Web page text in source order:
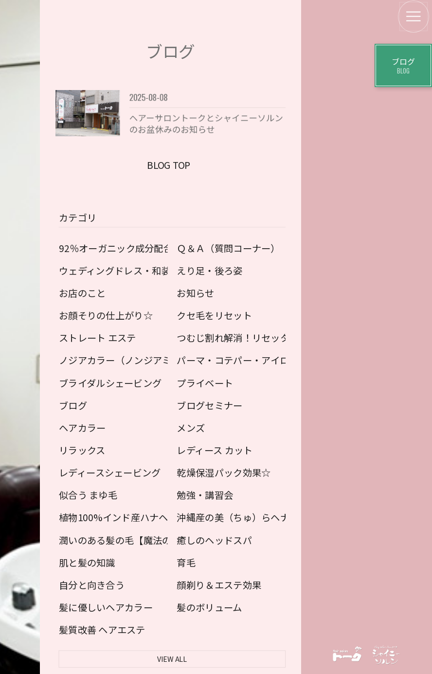
ブログ
2025-08-08
ヘアーサロントークとシャイニーソルン
のお盆休みのお知らせ
BLOG TOP
カテゴリ
92％オーガニック成分配合！オーガニックカラー
Ｑ＆Ａ（質問コーナー）
ウェディングドレス・和装用 えり足と背中
えり足・後ろ姿
お店のこと
お知らせ
お顔そりの仕上がり☆
クセ毛をリセット
ストレート エステ
つむじ割れ解消！リセッター
ノジアカラー（ノンジアミン ヘアカラー）パーマ・コテパー・アイロンパーマ・縮毛矯正
ブライダルシェービング
プライベート
ブログ
ブログセミナー
ヘアカラー
メンズ
リラックス
レディース カット
レディースシェービング
乾燥保湿パック効果☆
似合う まゆ毛
勉強・講習会
植物100%インド産ハナヘナ（植物ヘナカラー）沖縄産の美（ちゅ）らヘナ（植物100％ ヘナカラー）
潤いのある髪の毛【魔法のクリーム♡】
癒しのヘッドスパ
肌と髪の知識
育毛
自分と向き合う
顔剃り＆エステ効果
髪に優しいヘアカラー
髪のボリューム
髪質改善 ヘアエステ
VIEW ALL
ブログ
BLOG